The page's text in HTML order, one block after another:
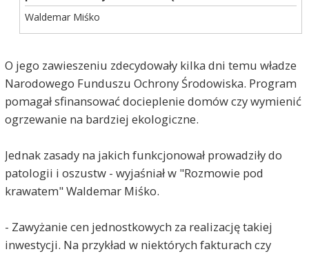
Waldemar Miśko
O jego zawieszeniu zdecydowały kilka dni temu władze
Narodowego Funduszu Ochrony Środowiska. Program
pomagał sfinansować docieplenie domów czy wymienić
ogrzewanie na bardziej ekologiczne.
Jednak zasady na jakich funkcjonował prowadziły do
patologii i oszustw - wyjaśniał w "Rozmowie pod
krawatem" Waldemar Miśko.
- Zawyżanie cen jednostkowych za realizację takiej
inwestycji. Na przykład w niektórych fakturach czy